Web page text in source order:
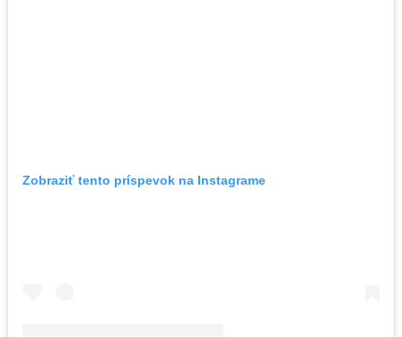
Zobraziť tento príspevok na Instagrame